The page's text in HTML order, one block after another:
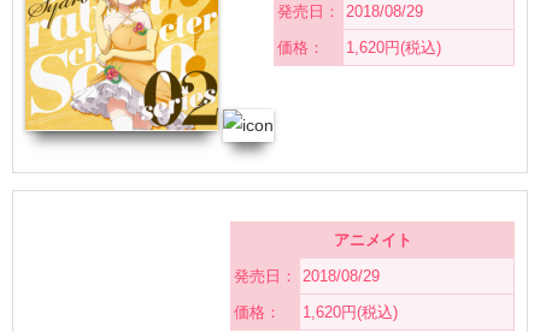
発売日：
2018/08/29
価格：
1,620円(税込)
アニメイト
発売日：
2018/08/29
価格：
1,620円(税込)